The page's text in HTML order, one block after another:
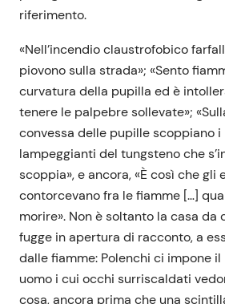
riferimento.
«Nell’incendio claustrofobico
piovono sulla strada»; «Sento
curvatura della pupilla ed è
tenere le palpebre sollevate»;
convessa delle pupille scoppiano
lampeggianti del tungsteno che
scoppia», e ancora, «È così che gli
contorcevano fra le fiamme […]
morire». Non è soltanto la casa da
fugge in apertura di racconto, a
dalle fiamme: Polenchi ci impone
uomo i cui occhi surriscaldati
cosa, ancora prima che una